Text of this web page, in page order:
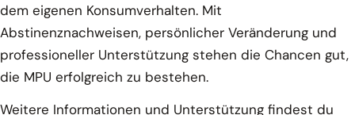
dem eigenen Konsumverhalten. Mit
Abstinenznachweisen, persönlicher Veränderung und
professioneller Unterstützung stehen die Chancen gut,
die MPU erfolgreich zu bestehen.
Weitere Informationen und Unterstützung findest du